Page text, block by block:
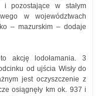
pozostające w stałym
w województwach
– mazurskim – dodaje
akcję lodołamania. 3
od ujścia Wisły do
jest oczyszczenie z
osiągnęły km ok. 937 i